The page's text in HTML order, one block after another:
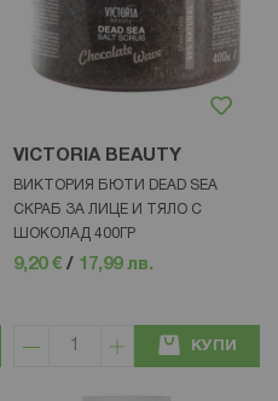
VICTORIA BEAUTY
ВИКТОРИЯ БЮТИ DEAD SEA
СКРАБ ЗА ЛИЦЕ И ТЯЛО С
ШОКОЛАД 400ГР
9,20 € / 17,99 лв.
КУПИ